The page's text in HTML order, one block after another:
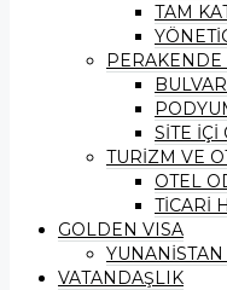
TAM
PERAKENDE
SİTE İÇİ
TURİZM VE
OTEL
TİCARİ
GOLDEN VISA
VATANDAŞLIK